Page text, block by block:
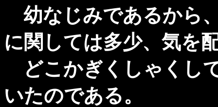
幼なじみであるから
に関しては多少、気を
どこかぎくしゃくし
いたのである。